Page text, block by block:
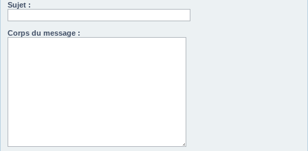
Sujet :
Corps du message :